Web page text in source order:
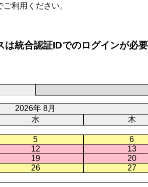
利用ください。
統合認証IDでのログインが必
2026年 8月
水 木
5
6
12
13
19
20
26
27